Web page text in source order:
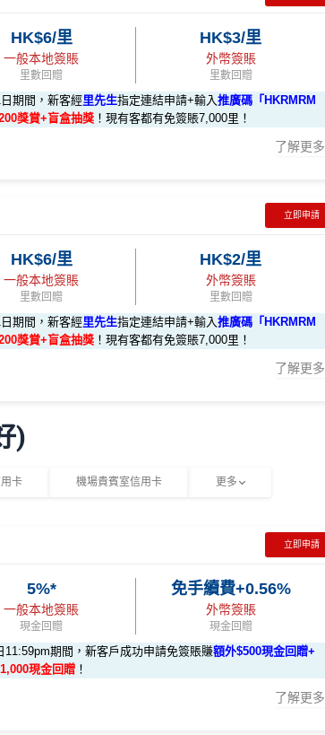
申請渣打國泰Mastercard：MrMiles.hk/cathay-card-ap
國泰卡）
會員38里賞金 ❗️【由里先生派出】
HK$6/里
一般本地簽賬
里數回贈
HK$3/里
外幣簽賬
里數回贈
期間，新客經里先生指定連結申請+輸入 推廣碼「HKRMRM
獎賞+盲盒抽獎 ！現有客都有免簽賬7,000里！
了解更多
申請渣打國泰Mastercard：MrMiles.hk/cathay-card-ap
會員38
迎新攻略。
戶內。
國泰卡）
立即申請
HK$6/里
一般本地簽賬
里數回贈
HK$2/里
外幣簽賬
里數回贈
期間，新客經里先生指定連結申請+輸入 推廣碼「HKRMRM
獎賞+盲盒抽獎 ！現有客都有免簽賬7,000里！
了解更多
MrMiles.hk/cathay-card-ap
複製
會員38里賞金@❗️【由里先生派出】
)
卡 機場貴賓室信用卡 更多
立即申請
5%*
一般本地簽賬
現金回贈
免手續費+0.56%
外幣簽賬
現金回贈
11:59pm期間，新客戶成功申請免簽賬賺額外$500現金回贈+
現金回贈 ！
了解更多